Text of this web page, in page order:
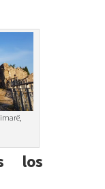
los